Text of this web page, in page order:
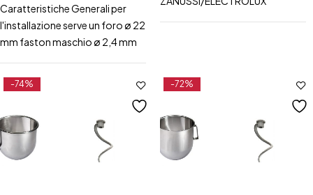
Caratteristiche Generali per
l'installazione serve un foro ø 22
mm faston maschio ø 2,4 mm
-74% -72%